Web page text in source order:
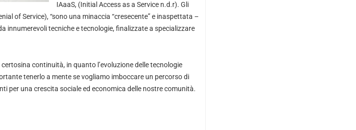
IAaaS, (Initial Access as a Service n.d.r). Gli
of Service), “sono una minaccia “cresecente” e inaspettata –
innumerevoli tecniche e tecnologie, finalizzate a specializzare
continuità, in quanto l’evoluzione delle tecnologie
tenerlo a mente se vogliamo imboccare un percorso di
per una crescita sociale ed economica delle nostre comunità.